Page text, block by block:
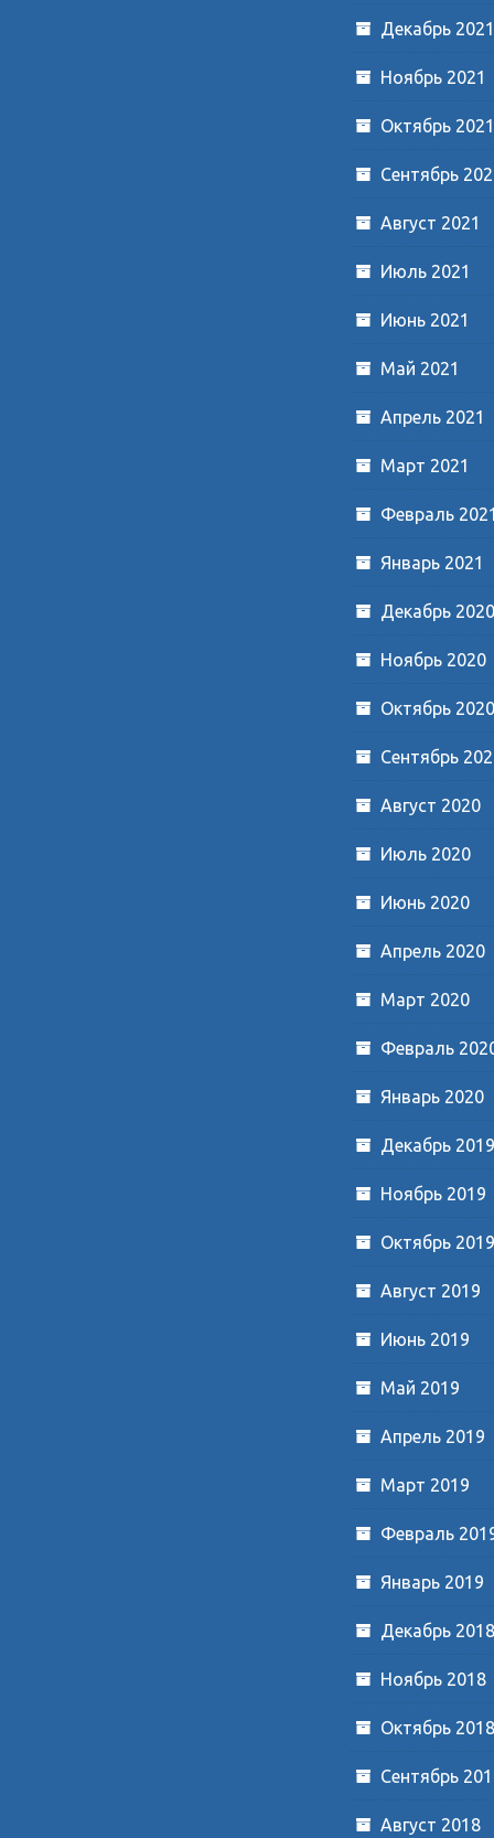
Декабрь 2021
Ноябрь 2021
Октябрь 2021
Сентябрь
Август 2021
Июль 2021
Июнь 2021
Май 2021
Апрель 2021
Март 2021
Февраль
Январь 2021
Декабрь 2020
Ноябрь 2020
Октябрь 2020
Сентябрь
Август 2020
Июль 2020
Июнь 2020
Апрель 2020
Март 2020
Февраль
Январь 2020
Декабрь 2019
Ноябрь 2019
Октябрь 2019
Август 2019
Июнь 2019
Май 2019
Апрель 2019
Март 2019
Февраль
Январь 2019
Декабрь 2018
Ноябрь 2018
Октябрь 2018
Сентябрь
Август 2018